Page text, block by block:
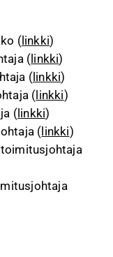
(linkki)
( linkki)
( linkki)
( linkki)
( linkki)
( linkki)